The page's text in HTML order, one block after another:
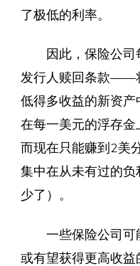
了极低的利率。
因此，保险公司
发行人赎回条款——
低得多收益的新资
在每一美元的浮存金
而现在只能赚到2美
集中在从未有过的
少了）。
一些保险公司可
或有望获得更高收益